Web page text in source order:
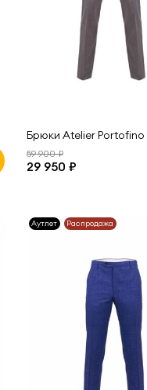
Брюки Atelier Portofino
59 900 ₽
29 950 ₽
Аутлет Распродажа